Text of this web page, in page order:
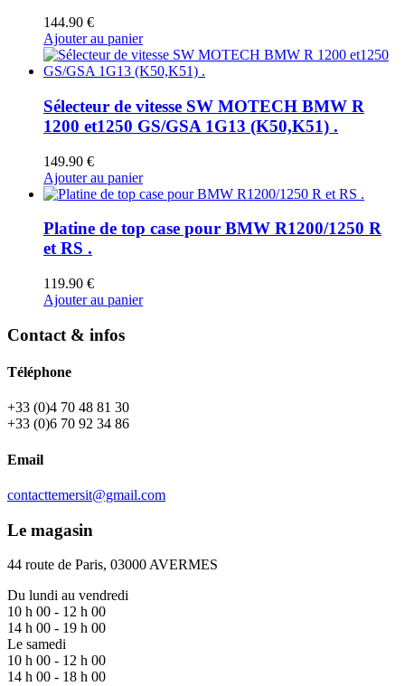
144.90 €
Ajouter au panier
Sélecteur de vitesse SW MOTECH BMW R
1200 et1250 GS/GSA 1G13 (K50,K51) .
149.90 €
Ajouter au panier
Platine de top case pour BMW R1200/1250 R
et RS .
119.90 €
Ajouter au panier
Contact & infos
Téléphone
+33 (0)4 70 48 81 30
+33 (0)6 70 92 34 86
Email
contacttemersit@gmail.com
Le magasin
44 route de Paris, 03000 AVERMES
Du lundi au vendredi
10 h 00 - 12 h 00
14 h 00 - 19 h 00
Le samedi
10 h 00 - 12 h 00
14 h 00 - 18 h 00